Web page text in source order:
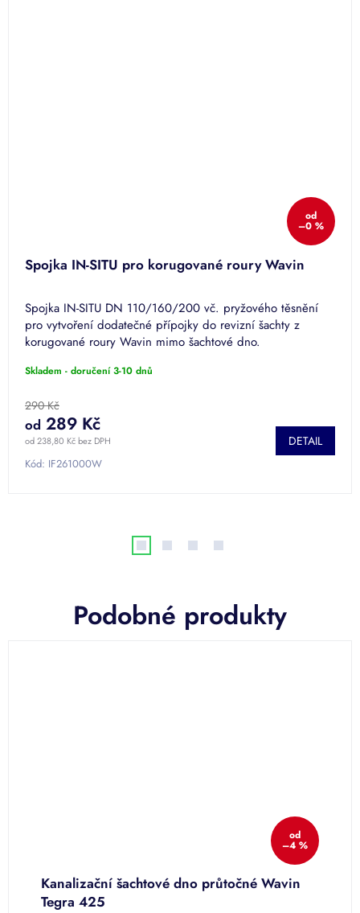
od
–0 %
Spojka IN-SITU pro korugované roury Wavin
Spojka IN-SITU DN 110/160/200 vč. pryžového těsnění
pro vytvoření dodatečné přípojky do revizní šachty z
korugované roury Wavin mimo šachtové dno.
Skladem - doručení 3-10 dnů
290 Kč
od 238,80 Kč bez DPH
od 289 Kč
DETAIL
Kód: IF261000W
Podobné produkty
od
–4 %
Kanalizační šachtové dno průtočné Wavin
Tegra 425